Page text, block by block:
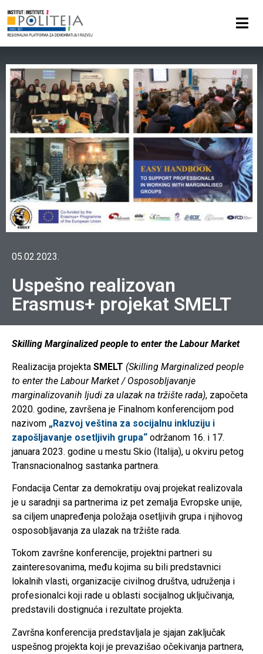
05.02.2023.
Uspešno realizovan
Erasmus+ projekat SMELT
Skilling Marginalized people to enter the Labour Market
Realizacija projekta SMELT (Skilling Marginalized people
to enter the Labour Market / Osposobljavanje
marginalizovanih ljudi za ulazak na tržište rada), započeta
2020. godine, završena je Finalnom konferencijom pod
nazivom „Razvoj veština za socijalnu inkluziju i
zapošljavanje osetljivih grupa“ održanom 16. i 17.
januara 2023. godine u mestu Skio (Italija), u okviru petog
Transnacionalnog sastanka partnera.
Fondacija Centar za demokratiju ovaj projekat realizovala
je u saradnji sa partnerima iz pet zemalja Evropske unije,
sa ciljem unapređenja položaja osetljivih grupa i njihovog
osposobljavanja za ulazak na tržište rada.
Tokom završne konferencije, projektni partneri su
zainteresovanima, među kojima su bili predstavnici
lokalnih vlasti, organizacije civilnog društva, udruženja i
profesionalci koji rade u oblasti socijalnog uključivanja,
predstavili dostignuća i rezultate projekta.
Završna konferencija predstavljala je sjajan zaključak
uspešnog projekta koji je prevazišao očekivanja partnera,